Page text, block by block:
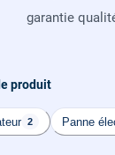
garantie
produit
2 Panne